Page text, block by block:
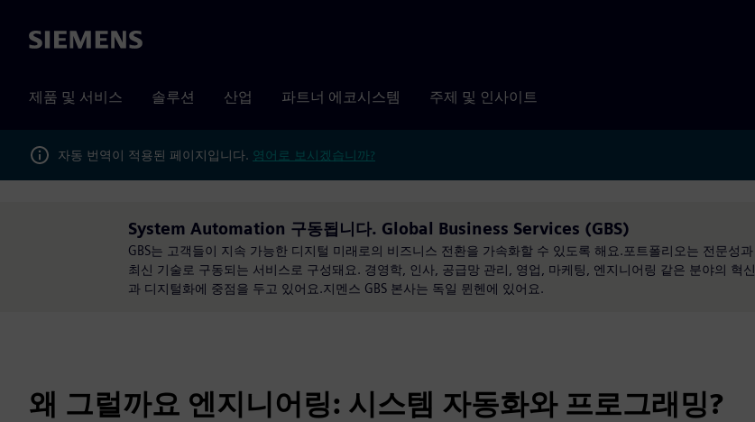
Siemens
제품 및 서비스 솔루션 산업 파트너 에코시스템 주제 및 인사이트
자동 번역이 적용된 페이지입니다. 영어로 보시겠습니까?
System Automation 구동됩니다. Global Business Services (GBS)
GBS는 고객들이 지속 가능한 디지털 미래로의 비즈니스 전환을 가속화할 수 있도록 해요.포트폴리오는 전문성과
최신 기술로 구동되는 서비스로 구성돼요. 경영학, 인사, 공급망 관리, 영업, 마케팅, 엔지니어링 같은 분야의 혁신
과 디지털화에 중점을 두고 있어요.지멘스 GBS 본사는 독일 뮌헨에 있어요.
왜 그럴까요 엔지니어링: 시스템 자동화와 프로그래밍?